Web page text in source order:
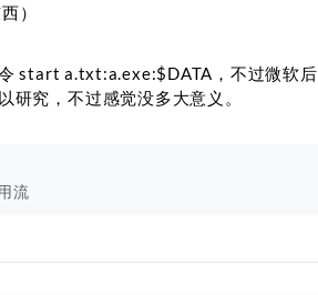
）
start a.txt:a.exe:$DATA，不过微软后
究，不过感觉没多大意义。
流